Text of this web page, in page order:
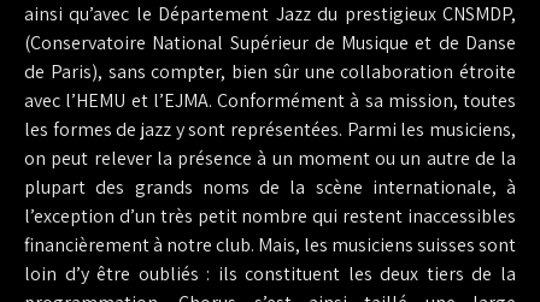
ainsi qu’avec le Département Jazz du prestigieux CNSMDP,
(Conservatoire National Supérieur de Musique et de Danse
de Paris), sans compter, bien sûr une collaboration étroite
avec l’HEMU et l’EJMA. Conformément à sa mission, toutes
les formes de jazz y sont représentées. Parmi les musiciens,
on peut relever la présence à un moment ou un autre de la
plupart des grands noms de la scène internationale, à
l’exception d’un très petit nombre qui restent inaccessibles
financièrement à notre club. Mais, les musiciens suisses sont
loin d’y être oubliés : ils constituent les deux tiers de la